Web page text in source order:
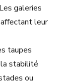
galeries
leur
taupes
stabilité
ou